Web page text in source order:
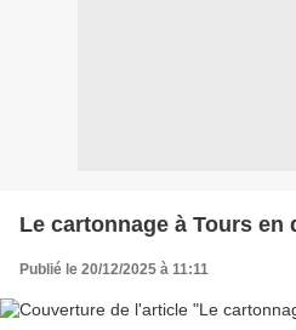
Le cartonnage à Tours en
Publié le 20/12/2025 à 11:11